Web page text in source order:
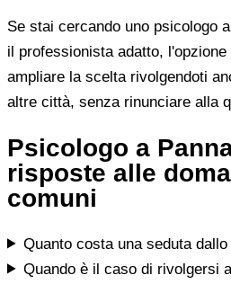
Se stai cercando uno psicologo
il professionista adatto,
ampliare la scelta rivolgendoti
altre città, senza rinunciare alla
Psicologo a
risposte alle
comuni
Quanto costa una seduta
Quando è il caso di rivolgersi